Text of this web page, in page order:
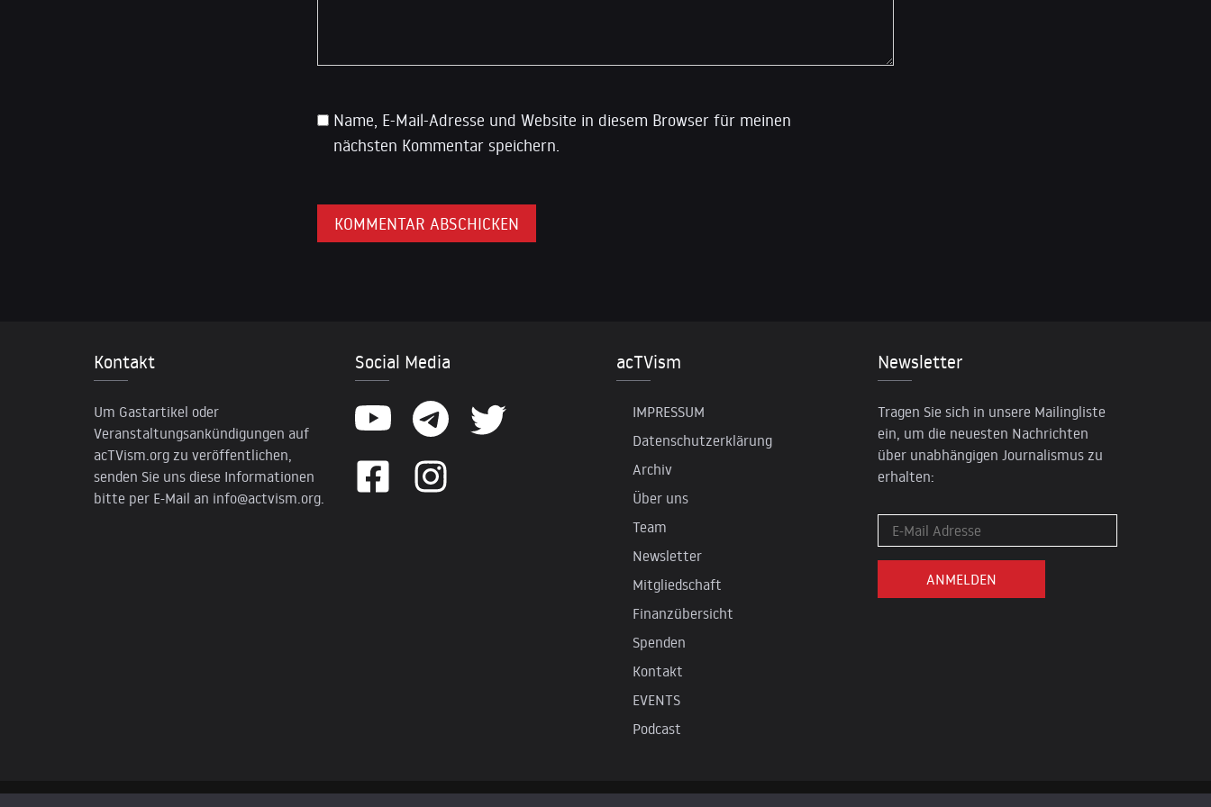
Name, E-Mail-Adresse und Website in diesem Browser für meinen
nächsten Kommentar speichern.
Kontakt
Um Gastartikel oder
Veranstaltungsankündigungen auf
acTVism.org zu veröffentlichen,
senden Sie uns diese Informationen
bitte per E-Mail an info@actvism.org.
Social Media acTVism
IMPRESSUM
Datenschutzerklärung
Archiv
Über uns
Team
Newsletter
Mitgliedschaft
Finanzübersicht
Spenden
Kontakt
EVENTS
Podcast
Newsletter
Tragen Sie sich in unsere Mailingliste
ein, um die neuesten Nachrichten
über unabhängigen Journalismus zu
erhalten: